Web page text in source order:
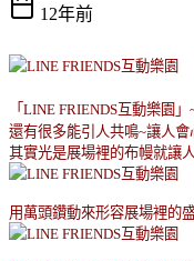
12年前
「 LINE FRIENDS互動樂園」
還有很多能引人共鳴~讓人會
其實光是展場裡的布幔就讓
用萬頭鑽動來形容展場裡的